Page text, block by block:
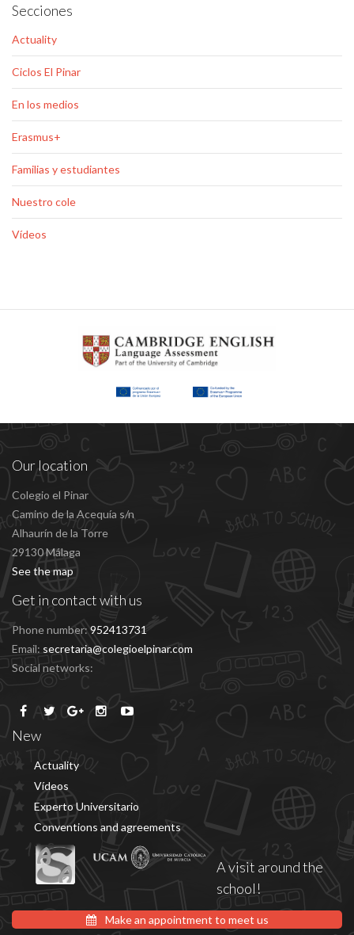
Secciones
Actuality
Ciclos El Pinar
En los medios
Erasmus+
Familias y estudiantes
Nuestro cole
Vídeos
Our location
Colegio el Pinar
Camino de la Acequía s/n
Alhaurín de la Torre
29130 Málaga
See the map
Get in contact with us
Phone number: 952413731
Email: secretaria@colegioelpinar.com
Social networks:
New
Actuality
Vídeos
Experto Universitario
Conventions and agreements
A visit around the
school!
Make an appointment to meet us